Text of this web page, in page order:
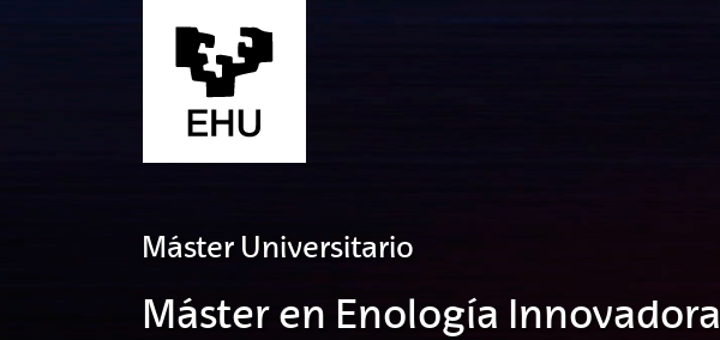
Máster Universitario
Máster en Enología Innovadora